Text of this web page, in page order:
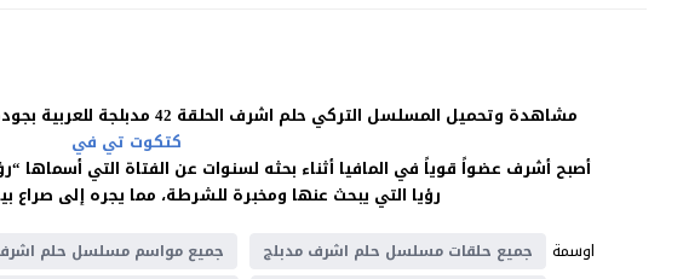
مشاهدة وتحميل المسلسل التركي حلم اشرف الحلقة 42 مدبلجة للعربية بجودة غالية اون لاين HD بدون اعلانات على موقع
كتكوت تي في
أصبح أشرف عضواً قوياً في المافيا أثناء بحثه لسنوات عن الفتاة التي
رؤيا التي يبحث عنها ومخبرة للشرطة، مما يجره إلى صراع
اوسمة
جميع حلقات مسلسل حلم اشرف مدبلج جميع مواسم مسلسل حلم